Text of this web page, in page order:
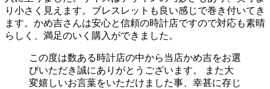
り小さく見えます。ブレスレットも良い感じで巻き付いてき
ます。かめ吉さんは安心と信頼の時計店ですので対応も素晴
らしく、満足のいく購入ができました。
この度は数ある時計店の中から当店かめ吉をお選
びいただき誠にありがとうございます。 また大
変嬉しいお言葉をいただけました事、幸甚に存じ